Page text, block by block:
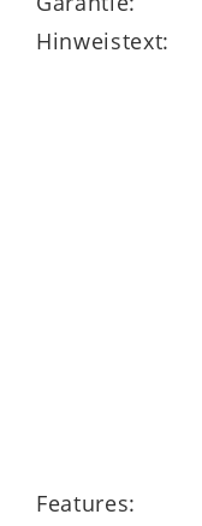
Hinweistext:
Features: